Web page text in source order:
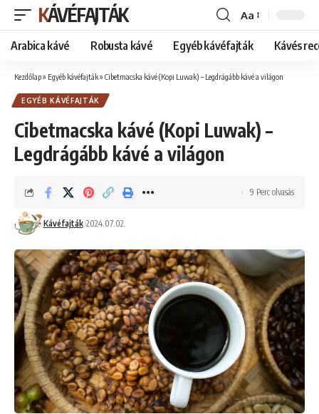
KÁVÉFAJTÁK
Font
Resizer
Aa
Arabica kávé Robusta kávé Egyéb kávéfajták Kávés
Kezdőlap» Egyéb kávéfajták» Cibetmacska kávé (Kopi Luwak) – Legdrágább kávé a világon
EGYÉB KÁVÉFAJTÁK
Cibetmacska kávé (Kopi Luwak) –
Legdrágább kávé a világon
Kávéfajták 2024.07.02.
9 Perc olvasás